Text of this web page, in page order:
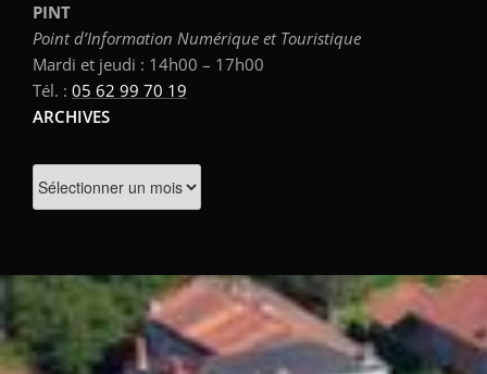
PINT
Point d’Information Numérique et Touristique
Mardi et jeudi : 14h00 – 17h00
Tél. : 05 62 99 70 19
ARCHIVES
Archives